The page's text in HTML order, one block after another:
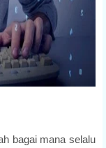
bagai mana selalu